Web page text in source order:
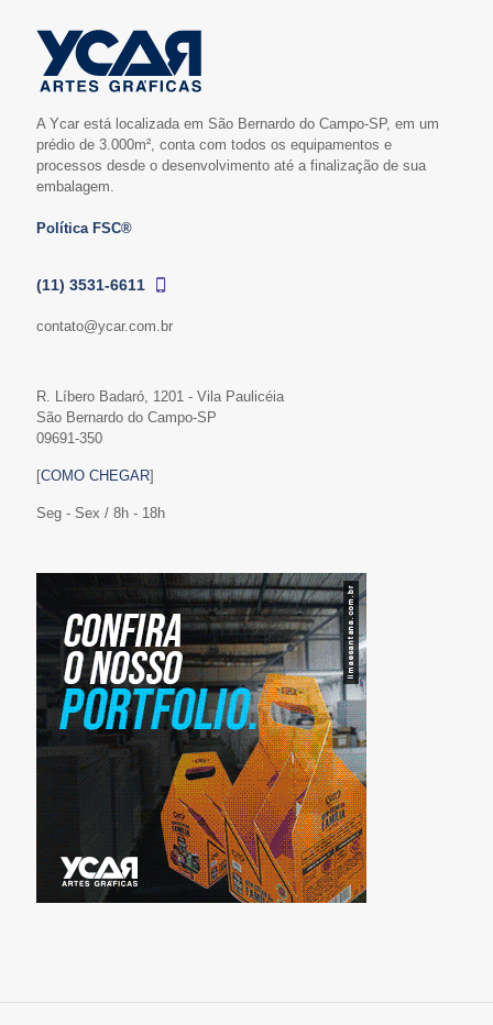
A Ycar está localizada em São Bernardo do Campo-SP, em um
prédio de 3.000m², conta com todos os equipamentos e
processos desde o desenvolvimento até a finalização de sua
embalagem.
Política FSC®
(11) 3531-6611
contato@ycar.com.br
R. Líbero Badaró, 1201 - Vila Paulicéia
São Bernardo do Campo-SP
09691-350
[COMO CHEGAR]
Seg - Sex / 8h - 18h